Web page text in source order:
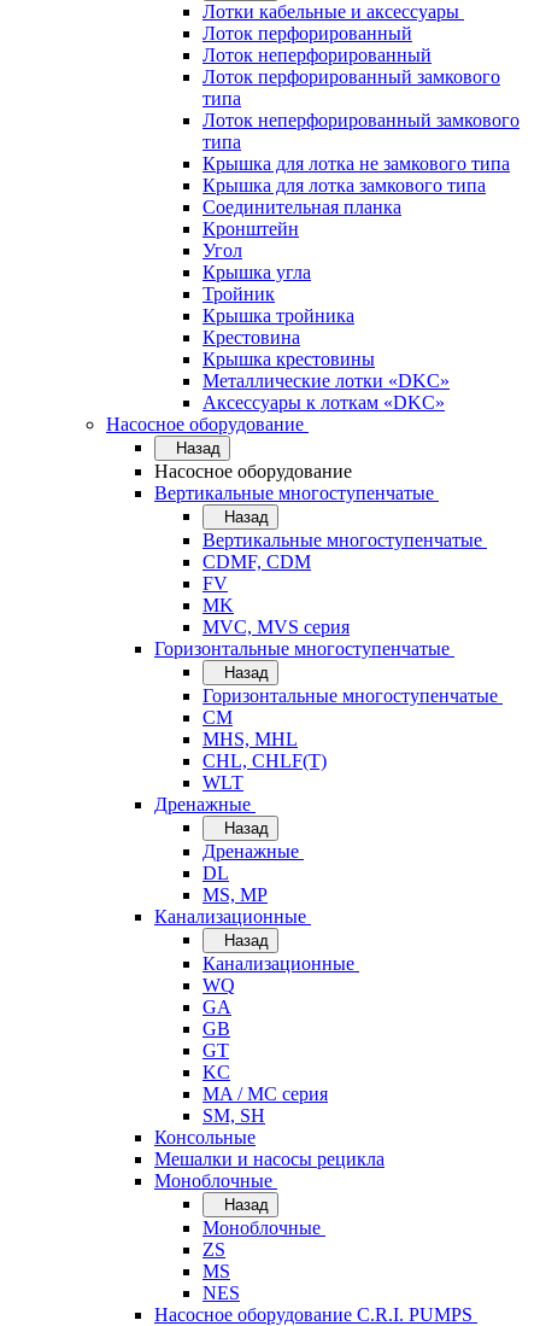
Лотки кабельные и аксессуары
Лоток перфорированный
Лоток неперфорированный
Лоток перфорированный замкового
типа
Лоток неперфорированный замкового
типа
Крышка для лотка не замкового типа
Крышка для лотка замкового типа
Соединительная планка
Кронштейн
Угол
Крышка угла
Тройник
Крышка тройника
Крестовина
Крышка крестовины
Металлические лотки «DKC»
Аксессуары к лоткам «DKC»
Насосное оборудование
Назад
Насосное оборудование
Вертикальные многоступенчатые
Назад
Вертикальные многоступенчатые
CDMF, CDM
FV
MK
MVC, MVS серия
Горизонтальные многоступенчатые
Назад
Горизонтальные многоступенчатые
CM
MHS, MHL
CHL, CHLF(T)
WLT
Дренажные
Назад
Дренажные
DL
MS, MP
Канализационные
Назад
Канализационные
WQ
GA
GB
GT
KC
MA / MC серия
SM, SH
Консольные
Мешалки и насосы рецикла
Моноблочные
Назад
Моноблочные
ZS
MS
NES
Насосное оборудование C.R.I. PUMPS